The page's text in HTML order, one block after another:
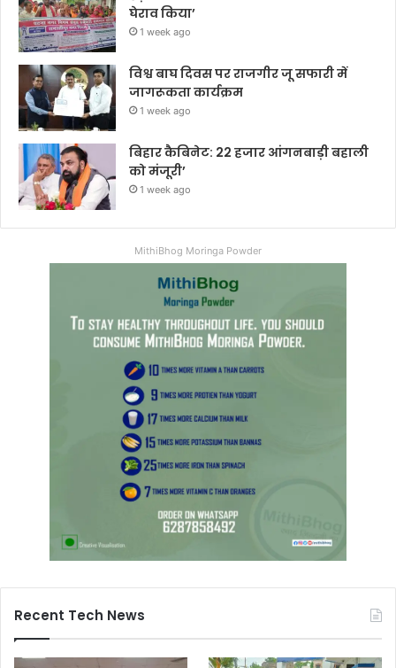
घेराव किया’
1 week ago
विश्व बाघ दिवस पर राजगीर जू सफारी में
जागरूकता कार्यक्रम
1 week ago
बिहार कैबिनेट: 22 हजार आंगनबाड़ी बहाली
को मंजूरी’
1 week ago
MithiBhog Moringa Powder
Recent Tech News